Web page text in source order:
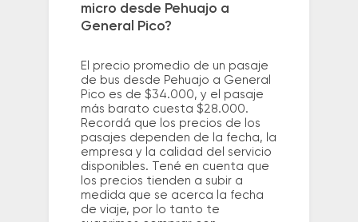
micro desde Pehuajo a
General Pico?
El precio promedio de un pasaje
de bus desde Pehuajo a General
Pico es de $34.000, y el pasaje
más barato cuesta $28.000.
Recordá que los precios de los
pasajes dependen de la fecha, la
empresa y la calidad del servicio
disponibles. Tené en cuenta que
los precios tienden a subir a
medida que se acerca la fecha
de viaje, por lo tanto te